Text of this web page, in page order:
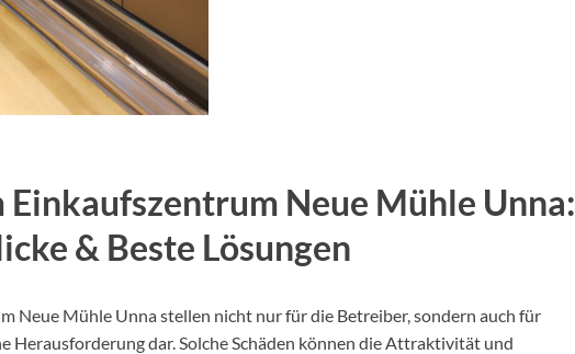
Einkaufszentrum Neue Mühle Unna:
& Beste Lösungen
Neue Mühle Unna stellen nicht nur für die Betreiber, sondern auch für
Herausforderung dar. Solche Schäden können die Attraktivität und